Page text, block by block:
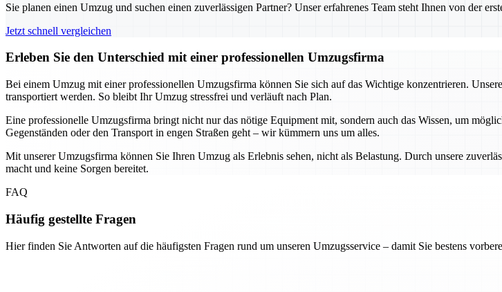
Sie planen einen Umzug und suchen einen zuverlässigen Partner? Unser erfahrenes Team steht Ihnen von der
Jetzt schnell vergleichen
Erleben Sie den Unterschied mit einer professionellen Umzugsfirma
Bei einem Umzug mit einer professionellen Umzugsfirma können Sie sich auf das Wichtige konzentrieren.
transportiert werden. So bleibt Ihr Umzug stressfrei und verläuft nach Plan.
Eine professionelle Umzugsfirma bringt nicht nur das nötige Equipment mit, sondern auch das Wissen, um
Gegenständen oder den Transport in engen Straßen geht – wir kümmern uns um alles.
Mit unserer Umzugsfirma können Sie Ihren Umzug als Erlebnis sehen, nicht als Belastung. Durch unsere
macht und keine Sorgen bereitet.
FAQ
Häufig gestellte Fragen
Hier finden Sie Antworten auf die häufigsten Fragen rund um unseren Umzugsservice – damit Sie bestens